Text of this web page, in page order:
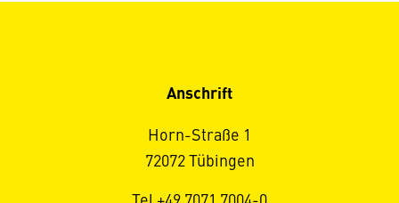
Anschrift
Horn-Straße 1
72072 Tübingen